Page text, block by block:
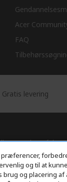
Acer
FAQ
Gratis levering
og sælger af de
og til at
brug og placering